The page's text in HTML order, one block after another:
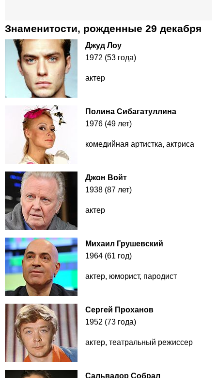
Знаменитости, рожденные 29 декабря
Джуд Лоу
1972 (53 года)
актер
Полина Сибагатуллина
1976 (49 лет)
комедийная артистка, актриса
Джон Войт
1938 (87 лет)
актер
Михаил Грушевский
1964 (61 год)
актер, юморист, пародист
Сергей Проханов
1952 (73 года)
актер, театральный режиссер
Сальвадор Собрал